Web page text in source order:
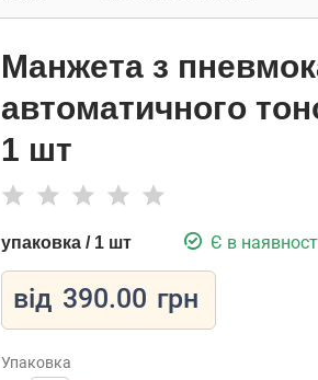
Манжета з
автоматичного
1 шт
упаковка / 1 шт Є в
від 390.00 грн
Упаковка